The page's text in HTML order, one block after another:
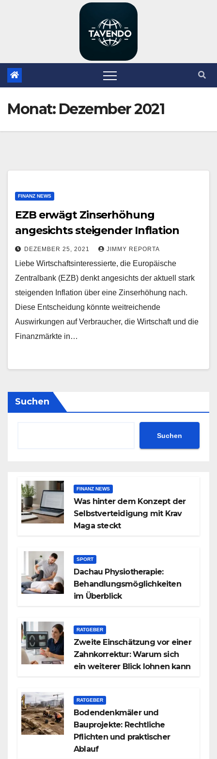
Monat: Dezember 2021
FINANZ NEWS
EZB erwägt Zinserhöhung
angesichts steigender Inflation
DEZEMBER 25, 2021 JIMMY REPORTA
Liebe Wirtschaftsinteressierte, die Europäische
Zentralbank (EZB) denkt angesichts der aktuell stark
steigenden Inflation über eine Zinserhöhung nach.
Diese Entscheidung könnte weitreichende
Auswirkungen auf Verbraucher, die Wirtschaft und die
Finanzmärkte in…
Suchen
Suchen
FINANZ NEWS
Was hinter dem Konzept der
Selbstverteidigung mit Krav
Maga steckt
SPORT
Dachau Physiotherapie:
Behandlungsmöglichkeiten
im Überblick
RATGEBER
Zweite Einschätzung vor einer
Zahnkorrektur: Warum sich
ein weiterer Blick lohnen kann
RATGEBER
Bodendenkmäler und
Bauprojekte: Rechtliche
Pflichten und praktischer
Ablauf